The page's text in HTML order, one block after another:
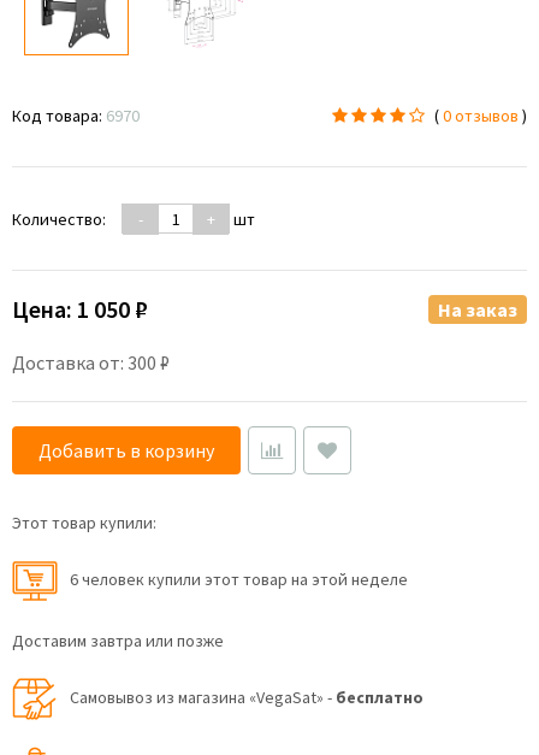
Код товара: 6970 (0 отзывов )
Количество: - + шт
Цена: 1 050 ₽
Доставка от: 300 ₽
На заказ
Добавить в корзину
Этот товар купили:
6 человек купили этот товар на этой неделе
Доставим завтра или позже
Самовывоз из магазина «VegaSat» - бесплатно